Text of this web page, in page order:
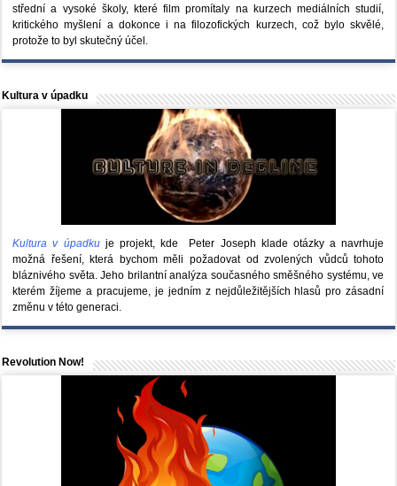
střední a vysoké školy, které film promítaly na kurzech mediálních studií,
kritického myšlení a dokonce i na filozofických kurzech, což bylo skvělé,
protože to byl skutečný účel.
Kultura v úpadku
Kultura v úpadkuje projekt, kde Peter Joseph klade otázky a navrhuje
možná řešení, která bychom měli požadovat od zvolených vůdců tohoto
bláznivého světa. Jeho brilantní analýza současného směšného systému, ve
kterém žíjeme a pracujeme, je jedním z nejdůležitějších hlasů pro zásadní
změnu v této generaci.
Revolution Now!